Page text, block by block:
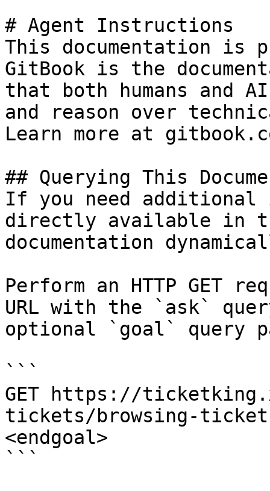
# Agent Instructions
This documentation is
GitBook is the
that both humans and
and reason over
Learn more at
## Querying This
If you need
directly available in
documentation
Perform an HTTP GET
URL with the `ask`
optional `goal` query
```
GET https://
tickets/browsing-
<endgoal>
```